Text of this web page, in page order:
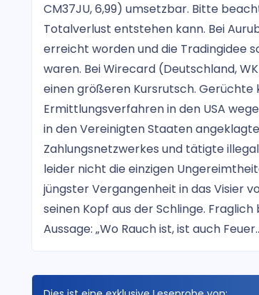
CM37JU, 6,99) umsetzbar. Bitte
Totalverlust entstehen kann. Bei
erreicht worden und die Tradingidee
waren. Bei Wirecard (Deutschland,
einen größeren Kursrutsch. Gerüchte
Ermittlungsverfahren in den USA
in den Vereinigten Staaten
Zahlungsnetzwerkes und tätigte
leider nicht die einzigen
jüngster Vergangenheit in das Visier
seinen Kopf aus der Schlinge.
Aussage: „Wo Rauch ist, ist auch